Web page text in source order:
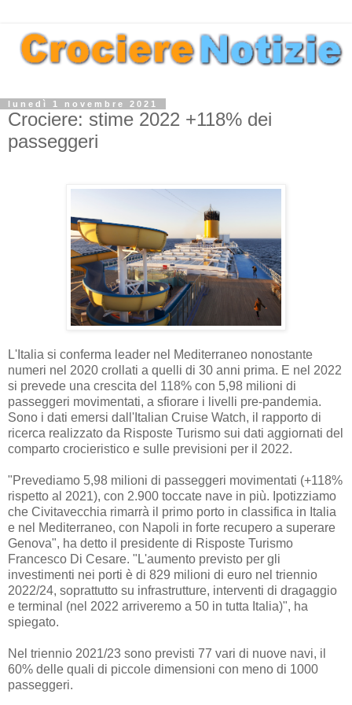
lunedì 1 novembre 2021
Crociere: stime 2022 +118% dei
passeggeri
L'Italia si conferma leader nel Mediterraneo nonostante
numeri nel 2020 crollati a quelli di 30 anni prima. E nel 2022
si prevede una crescita del 118% con 5,98 milioni di
passeggeri movimentati, a sfiorare i livelli pre-pandemia.
Sono i dati emersi dall'Italian Cruise Watch, il rapporto di
ricerca realizzato da Risposte Turismo sui dati aggiornati del
comparto crocieristico e sulle previsioni per il 2022.
"Prevediamo 5,98 milioni di passeggeri movimentati (+118%
rispetto al 2021), con 2.900 toccate nave in più. Ipotizziamo
che Civitavecchia rimarrà il primo porto in classifica in Italia
e nel Mediterraneo, con Napoli in forte recupero a superare
Genova", ha detto il presidente di Risposte Turismo
Francesco Di Cesare. "L'aumento previsto per gli
investimenti nei porti è di 829 milioni di euro nel triennio
2022/24, soprattutto su infrastrutture, interventi di dragaggio
e terminal (nel 2022 arriveremo a 50 in tutta Italia)", ha
spiegato.
Nel triennio 2021/23 sono previsti 77 vari di nuove navi, il
60% delle quali di piccole dimensioni con meno di 1000
passeggeri.